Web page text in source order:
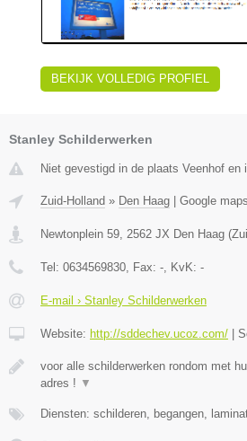
BEKIJK VOLLEDIG PROFIEL
Stanley Schilderwerken
Niet gevestigd in de plaats Veenhof en
Zuid-Holland » Den Haag Google maps
Newtonplein 59 2562 JX Den Haag (
Tel: 0634569830 , Fax: - , KvK: -
E-mail › Stanley Schilderwerken
Website: http://sddechev.ucoz.com/
voor alle schilderwerken rondom met
adres ! ▼
Diensten: schilderen, begangen,